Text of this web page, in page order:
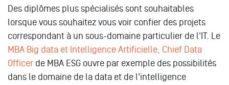
Des diplômes plus spécialisés sont souhaitables
lorsque vous souhaitez vous voir confier des projets
correspondant à un sous-domaine particulier de l'IT. Le
MBA Big data et Intelligence Artificielle, Chief Data
Officer de MBA ESG ouvre par exemple des possibilités
dans le domaine de la data et de l'intelligence